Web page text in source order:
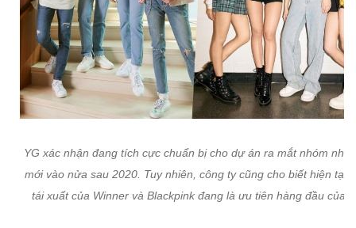
YG xác nhận đang tích cực chuẩn bị cho dự án ra mắt nhóm
mới vào nửa sau 2020. Tuy nhiên, công ty cũng cho biết hiện tại
tái xuất của Winner và Blackpink đang là ưu tiên hàng đầu của